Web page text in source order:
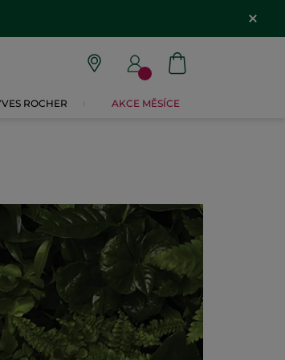
ROCHER AKCE MĚSÍCE